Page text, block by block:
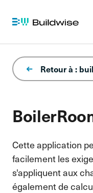
Retour à :
Cette application
facilement les
s'appliquent aux
également de